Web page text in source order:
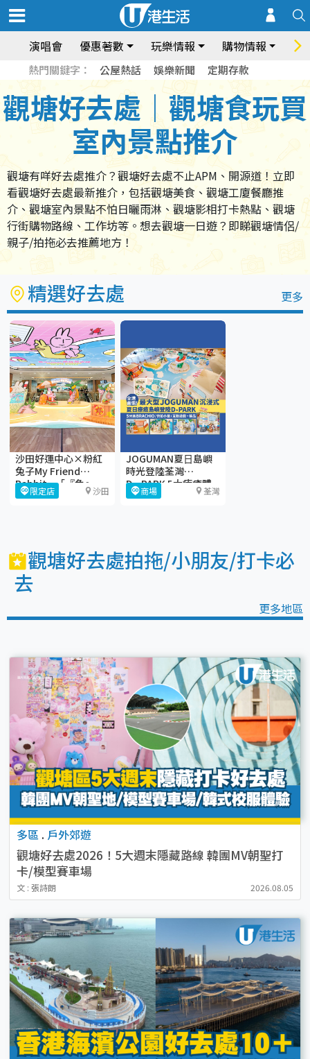
演唱會 優惠著數 玩樂情報 購物情報 飲
熱門關鍵字： 公屋熱話 娛樂新聞 定期存款
觀塘好去處｜觀塘食玩買
室內景點推介
觀塘有咩好去處推介？觀塘好去處不止APM、開源道！立即
看觀塘好去處最新推介，包括觀塘美食、觀塘工廈餐廳推
介、觀塘室內景點不怕日曬雨淋、觀塘影相打卡熱點、觀塘
行街購物路線、工作坊等。想去觀塘一日遊？即睇觀塘情侶/
親子/拍拖必去推薦地方！
精選好去處 更多
沙田好運中心×粉紅
兔子My Friend
Rabbit—「『兔』-
gather大曬Juicy
限定店 沙田
JOGUMAN夏⽇島嶼
時光登陸荃灣
D·PARK 5大療癒體
驗區+期間限定店
商場 荃灣
觀塘好去處拍拖/小朋友/打卡必
去
更多地區
多區 . 戶外郊遊
觀塘好去處2026！5大週末隱藏路線 韓團MV朝聖打
卡/模型賽車場
文 : 張詩朗 2026.08.05